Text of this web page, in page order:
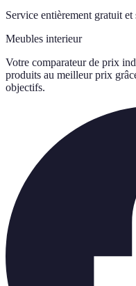
Service entièrement gratuit et
Meubles interieur
Votre comparateur de prix
produits au meilleur prix
objectifs.